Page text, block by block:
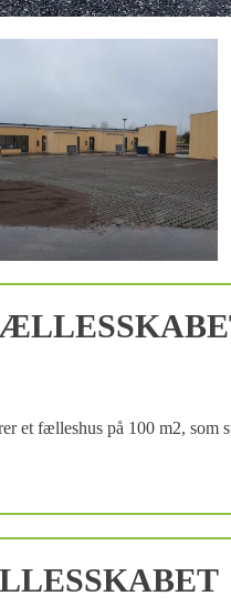
et fælleshus på 100 m2, som